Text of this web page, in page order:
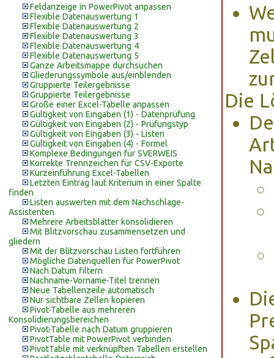
Feldanzeige in PowerPivot anpassen
Flexible Datenauswertung 1
Flexible Datenauswertung 2
Flexible Datenauswertung 3
Flexible Datenauswertung 4
Flexible Datenauswertung 5
Ganze Arbeitsmappe durchsuchen
Gliederungssymbole aus/einblenden
Gruppierte Teilergebnisse
Gruppierte Teilergebnisse
Größe einer Excel-Tabelle anpassen
Gültigkeit von Eingaben (1) - Datenprüfung
Gültigkeit von Eingaben (2) - Prüfungstyp
Gültigkeit von Eingaben (3) - Listen
Gültigkeit von Eingaben (4) - Formel
Komplexe Bedingungen für SVERWEIS
Korrekte Trennzeichen für CSV-Exporte
Kurzeinführung Excel-Tabellen
Letzten Eintrag laut Kriterium in einer Spalte
finden
Listen auswerten mit dem Nachschlage-
Assistenten
Mehrere Arbeitsblätter konsolidieren
Mit Blitzvorschau zusammensetzen und
gliedern
Mit der Blitzvorschau Listen fortführen
Mögliche Datenquellen für PowerPivot
Nach Datum filtern
Nachname-Vorname-Titel trennen
Neue Tabellenzeile automatisch
Nur sichtbare Zellen kopieren
Pivot-Tabelle aus mehreren
Konsolidierungsbereichen
Pivot-Tabelle nach Datum gruppieren
PivotTable mit PowerPivot verbinden
PivotTable mit verknüpften Tabellen erstellen
Die